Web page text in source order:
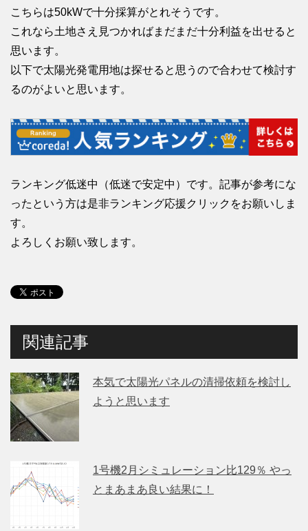
こちらは50kWで十分採算がとれそうです。
これなら土地さえ見つかればまだまだ十分利益を出せると
思います。
以下で太陽光発電用地は探せると思うので合わせて検討す
るのがよいと思います。
ランキング低迷中（低迷で安定中）です。記事が参考にな
ったという方は是非ランキング応援クリックをお願いしま
す。
よろしくお願い致します。
関連記事
本気で太陽光パネルの清掃依頼を検討し
ようと思います
1号機2月シミュレーション比129％ やっ
とまあまあ良い結果に！